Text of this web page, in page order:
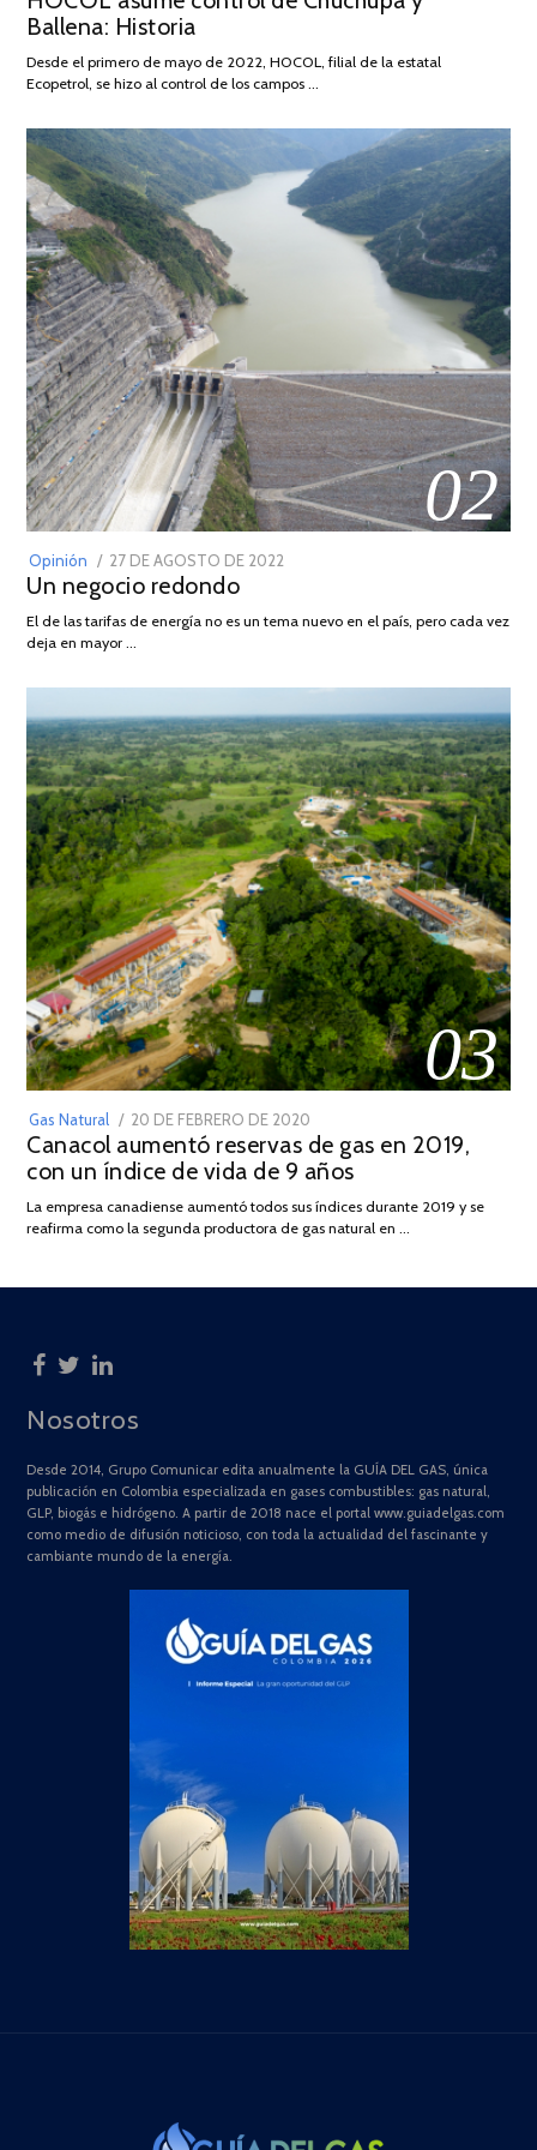
2026
Ballena: Historia
Desde el primero de mayo de 2022, HOCOL, filial de la estatal
Ecopetrol, se hizo al control de los campos …
02
Opinión
POSTED
ON
27 DE AGOSTO DE 2022
DE
Un negocio redondo
El de las tarifas de energía no es un tema nuevo en el país, pero cada vez
deja en mayor …
03
Gas Natural
POSTED
ON
20 DE FEBRERO DE 2020
DE
JULIO
2025
Canacol aumentó reservas de gas en 2019,
con un índice de vida de 9 años
La empresa canadiense aumentó todos sus índices durante 2019 y se
reafirma como la segunda productora de gas natural en …
Nosotros
Desde 2014, Grupo Comunicar edita anualmente la GUÍA DEL GAS, única
publicación en Colombia especializada en gases combustibles: gas natural,
GLP, biogás e hidrógeno. A partir de 2018 nace el portal www.guiadelgas.com
como medio de difusión noticioso, con toda la actualidad del fascinante y
cambiante mundo de la energía.